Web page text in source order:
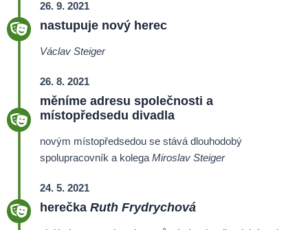
26. 9. 2021
nastupuje nový herec
Václav Steiger
26. 8. 2021
měníme adresu společnosti a
místopředsedu divadla
novým místopředsedou se stává dlouhodobý
spolupracovník a kolega Miroslav Steiger
24. 5. 2021
herečka Ruth Frydrychová